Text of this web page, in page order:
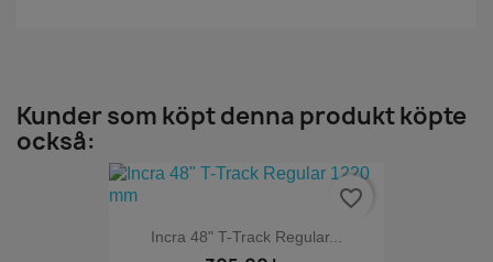
Kunder som köpt denna produkt köpte
också:
Incra 48" T-Track Regular...
favorite_border